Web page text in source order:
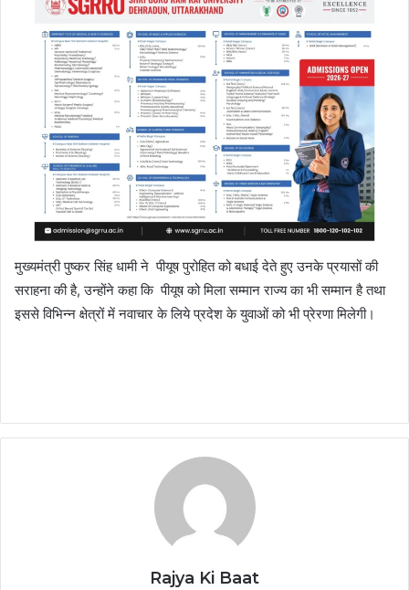
मुख्यमंत्री पुष्कर सिंह धामी ने पीयूष पुरोहित को बधाई देते हुए उनके प्रयासों की
सराहना की है, उन्होंने कहा कि पीयूष को मिला सम्मान राज्य का भी सम्मान है तथा
इससे विभिन्न क्षेत्रों में नवाचार के लिये प्रदेश के युवाओं को भी प्रेरणा मिलेगी।
Rajya Ki Baat